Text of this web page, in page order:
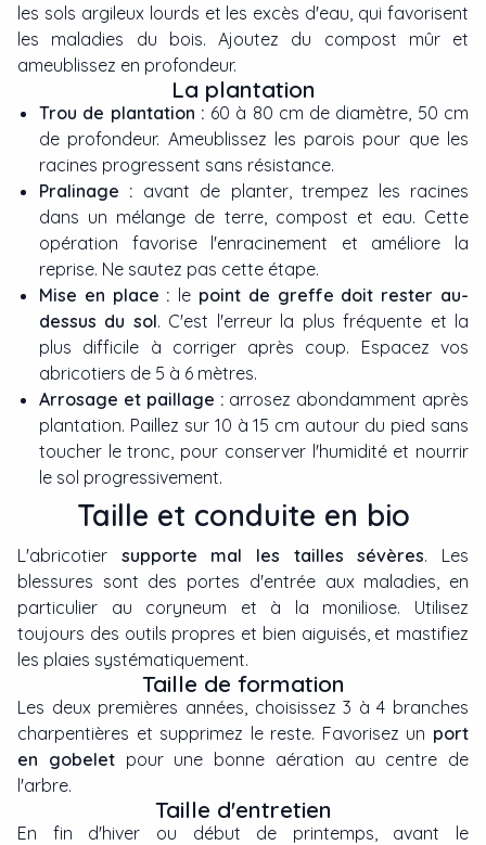
les sols argileux lourds et les excès d'eau, qui favorisent
les maladies du bois. Ajoutez du compost mûr et
ameublissez en profondeur.
La plantation
Trou de plantation : 60 à 80 cm de diamètre, 50 cm
de profondeur. Ameublissez les parois pour que les
racines progressent sans résistance.
Pralinage : avant de planter, trempez les racines
dans un mélange de terre, compost et eau. Cette
opération favorise l'enracinement et améliore la
reprise. Ne sautez pas cette étape.
Mise en place : le point de greffe doit rester au-
dessus du sol. C'est l'erreur la plus fréquente et la
plus difficile à corriger après coup. Espacez vos
abricotiers de 5 à 6 mètres.
Arrosage et paillage : arrosez abondamment après
plantation. Paillez sur 10 à 15 cm autour du pied sans
toucher le tronc, pour conserver l'humidité et nourrir
le sol progressivement.
Taille et conduite en bio
L'abricotier supporte mal les tailles sévères. Les
blessures sont des portes d'entrée aux maladies, en
particulier au coryneum et à la moniliose. Utilisez
toujours des outils propres et bien aiguisés, et mastifiez
les plaies systématiquement.
Taille de formation
Les deux premières années, choisissez 3 à 4 branches
charpentières et supprimez le reste. Favorisez un port
en gobeletpour une bonne aération au centre de
l'arbre.
Taille d'entretien
En fin d'hiver ou début de printemps, avant le